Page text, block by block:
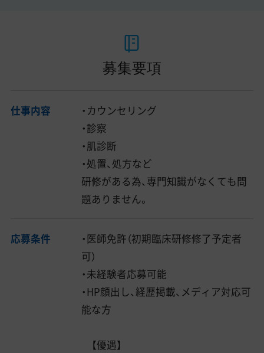
募集要項
仕事内容
・カウンセリング
・診察
・肌診断
・処置、処方など
研修がある為、専門知識がなくても問
題ありません。
応募条件
・医師免許（初期臨床研修修了予定者
可）
・未経験者応募可能
・HP顔出し、経歴掲載、メディア対応可
能な方
【優遇】